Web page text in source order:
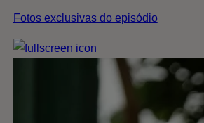
Fotos exclusivas do episódio